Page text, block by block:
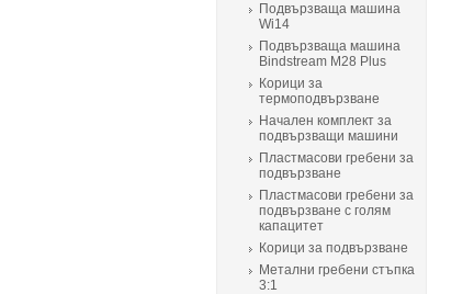
Подвързваща машина
Wi14
Подвързваща машина
Bindstream M28 Plus
Корици за
термоподвързване
Начален комплект за
подвързващи машини
Пластмасови гребени за
подвързване
Пластмасови гребени за
подвързване с голям
капацитет
Корици за подвързване
Метални гребени стъпка
3:1